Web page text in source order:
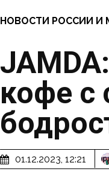
НОВОСТИ РОССИИ И
кофе с
01.12.2023, 12:21